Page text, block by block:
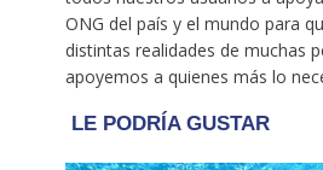
ONG del país y el mundo para
distintas realidades de muchas
apoyemos a quienes más lo